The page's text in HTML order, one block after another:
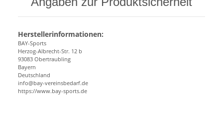
Herstellerinformationen:
BAY-Sports
Herzog-Albrecht-Str. 12 b
93083 Obertraubling
Bayern
Deutschland
info@bay-vereinsbedarf.de
https://www.bay-sports.de